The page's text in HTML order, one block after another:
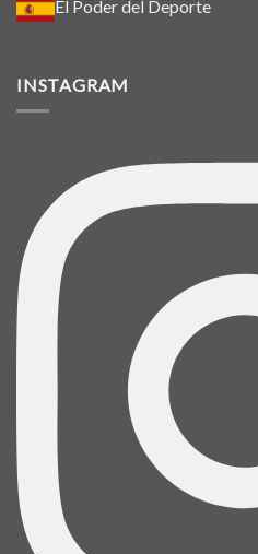
El Poder del Deporte
INSTAGRAM